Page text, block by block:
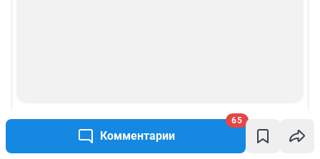
Комментарии
65